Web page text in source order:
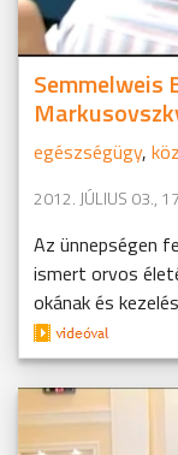
Semmelweis
egészségügy,
2012. JÚLIUS 03.,
Az ünnepségen
ismert orvos
okának és